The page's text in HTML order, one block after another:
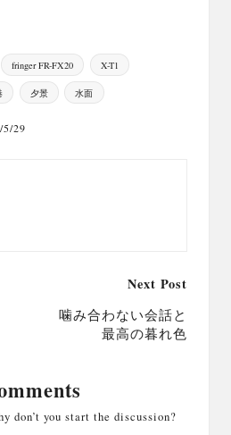
fringer FR-FX20 X-T1
夕景 水面
5/29
Next Post
噛み合わない会話と
最高の暮れ色
don’t you start the discussion?